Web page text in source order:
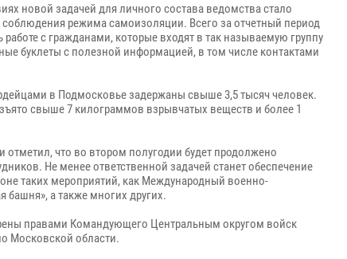
новой задачей для личного состава ведомства стало
режима самоизоляции. Всего за отчетный период
с гражданами, которые входят в так называемую группу
буклеты с полезной информацией, в том числе контактами
в Подмосковье задержаны свыше 3,5 тысяч человек.
свыше 7 килограммов взрывчатых веществ и более 1
что во втором полугодии будет продолжено
Не менее ответственной задачей станет обеспечение
таких мероприятий, как Международный военно-
башня», а также многих других.
правами Командующего Центральным округом войск
Московской области.